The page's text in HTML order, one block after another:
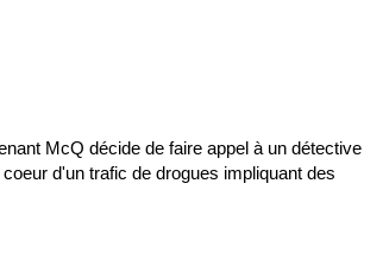
McQ décide de faire appel à un détective
d'un trafic de drogues impliquant des